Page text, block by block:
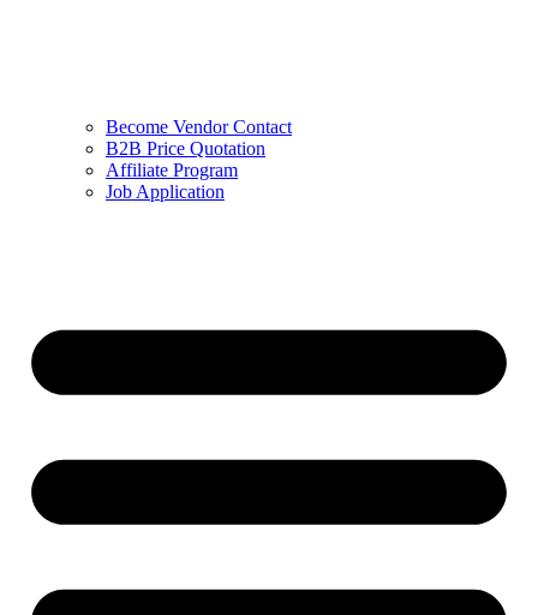
Become Vendor Contact
B2B Price Quotation
Affiliate Program
Job Application